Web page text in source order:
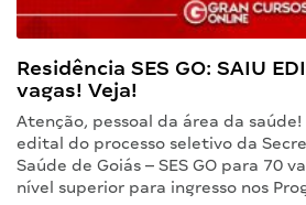
Residência SES GO: SAIU
vagas! Veja!
Atenção, pessoal da área da
edital do processo seletivo da
Saúde de Goiás – SES GO para 70
nível superior para ingresso nos